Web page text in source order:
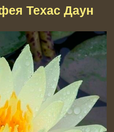
Техас Даун